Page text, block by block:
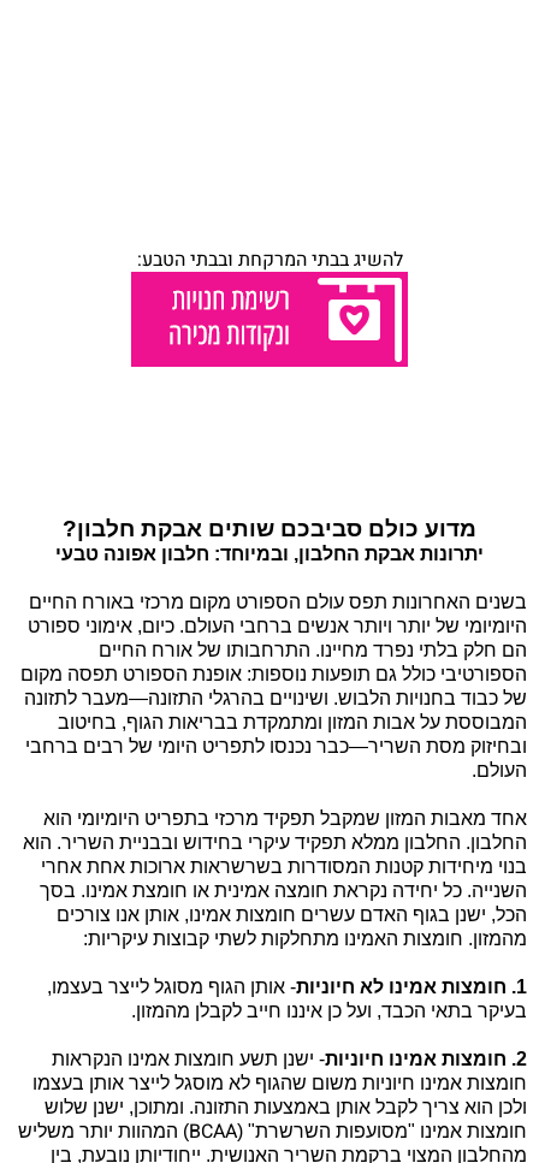
להשיג בבתי המרקחת ובבתי הטבע:
מדוע כולם סביבכם שותים אבקת חלבון?
יתרונות אבקת החלבון, ובמיוחד: חלבון אפונה טבעי
בשנים האחרונות תפס עולם הספורט מקום מרכזי באורח החיים
היומיומי של יותר ויותר אנשים ברחבי העולם. כיום, אימוני ספורט
הם חלק בלתי נפרד מחיינו. התרחבותו של אורח החיים
הספורטיבי כולל גם תופעות נוספות: אופנת הספורט תפסה מקום
של כבוד בחנויות הלבוש. ושינויים בהרגלי התזונה—מעבר לתזונה
המבוססת על אבות המזון ומתמקדת בבריאות הגוף, בחיטוב
ובחיזוק מסת השריר—כבר נכנסו לתפריט היומי של רבים ברחבי
העולם.
אחד מאבות המזון שמקבל תפקיד מרכזי בתפריט היומיומי הוא
החלבון. החלבון ממלא תפקיד עיקרי בחידוש ובבניית השריר. הוא
בנוי מיחידות קטנות המסודרות בשרשראות ארוכות אחת אחרי
השנייה. כל יחידה נקראת חומצה אמינית או חומצת אמינו. בסך
הכל, ישנן בגוף האדם עשרים חומצות אמינו, אותן אנו צורכים
מהמזון. חומצות האמינו מתחלקות לשתי קבוצות עיקריות:
1. חומצות אמינו לא חיוניות- אותן הגוף מסוגל לייצר בעצמו,
בעיקר בתאי הכבד, ועל כן איננו חייב לקבלן מהמזון.
2. חומצות אמינו חיוניות- ישנן תשע חומצות אמינו הנקראות
חומצות אמינו חיוניות משום שהגוף לא מוסגל לייצר אותן בעצמו
ולכן הוא צריך לקבל אותן באמצעות התזונה. ומתוכן, ישנן שלוש
חומצות אמינו "מסועפות השרשרת" (BCAA) המהוות יותר משליש
מהחלבון המצוי ברקמת השריר האנושית. ייחודיותן נובעת, בין